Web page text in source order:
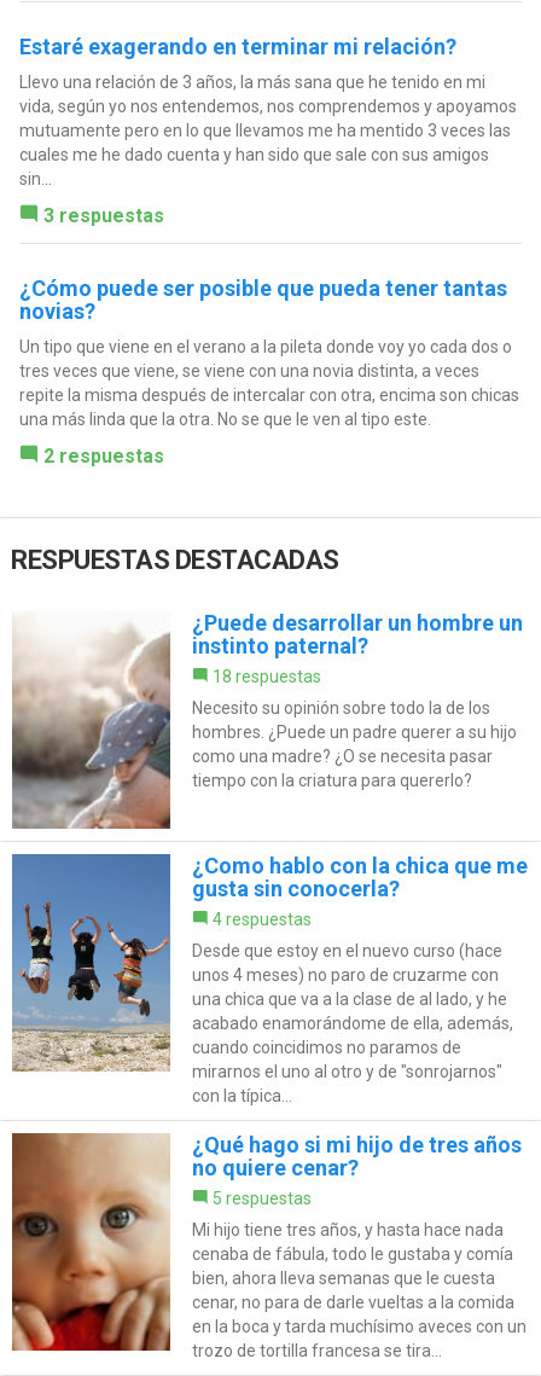
Estaré exagerando en terminar mi relación?
Llevo una relación de 3 años, la más sana que he tenido en mi
vida, según yo nos entendemos, nos comprendemos y apoyamos
mutuamente pero en lo que llevamos me ha mentido 3 veces las
cuales me he dado cuenta y han sido que sale con sus amigos
sin...
3 respuestas
¿Cómo puede ser posible que pueda tener tantas
novias?
Un tipo que viene en el verano a la pileta donde voy yo cada dos o
tres veces que viene, se viene con una novia distinta, a veces
repite la misma después de intercalar con otra, encima son chicas
una más linda que la otra. No se que le ven al tipo este.
2 respuestas
RESPUESTAS DESTACADAS
¿Puede desarrollar un hombre un
instinto paternal?
18 respuestas
Necesito su opinión sobre todo la de los
hombres. ¿Puede un padre querer a su hijo
como una madre? ¿O se necesita pasar
tiempo con la criatura para quererlo?
¿Como hablo con la chica que me
gusta sin conocerla?
4 respuestas
Desde que estoy en el nuevo curso (hace
unos 4 meses) no paro de cruzarme con
una chica que va a la clase de al lado, y he
acabado enamorándome de ella, además,
cuando coincidimos no paramos de
mirarnos el uno al otro y de "sonrojarnos"
con la típica...
¿Qué hago si mi hijo de tres años
no quiere cenar?
5 respuestas
Mi hijo tiene tres años, y hasta hace nada
cenaba de fábula, todo le gustaba y comía
bien, ahora lleva semanas que le cuesta
cenar, no para de darle vueltas a la comida
en la boca y tarda muchísimo aveces con un
trozo de tortilla francesa se tira...